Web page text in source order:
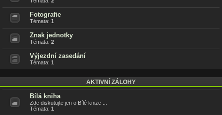
Fotografie
Témata: 1
Znak jednotky
Témata: 2
Výjezdní zasedání
Témata: 1
AKTIVNÍ ZÁLOHY
Bílá kniha
Zde diskutujte jen o Bílé knize ...
Témata: 1